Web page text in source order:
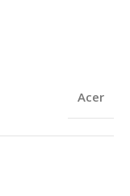
Acer